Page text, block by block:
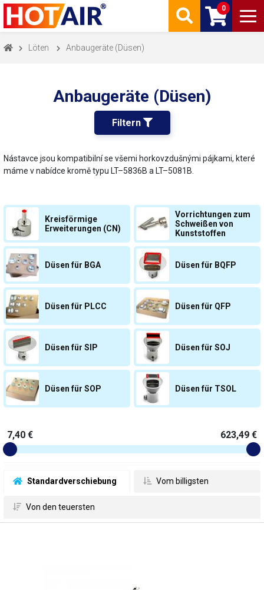
0
Löten Anbaugeräte (Düsen)
Anbaugeräte (Düsen)
Filtern
Nástavce jsou kompatibilní se všemi horkovzdušnými pájkami, které
máme v nabídce kromě typu LT–5836B a LT–5081B.
Kreisförmige
Erweiterungen (CN)
Vorrichtungen zum
Schweißen von
Kunststoffen
Düsen für BGA Düsen für BQFP
Düsen für PLCC Düsen für QFP
Düsen für SIP Düsen für SOJ
Düsen für SOP Düsen für TSOL
Standardverschiebung Vom billigsten
Von den teuersten
7,40 € 623,49 €